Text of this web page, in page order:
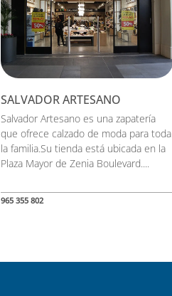
SALVADOR ARTESANO
Salvador Artesano es una zapatería
que ofrece calzado de moda para toda
la familia.Su tienda está ubicada en la
Plaza Mayor de Zenia Boulevard....
965 355 802